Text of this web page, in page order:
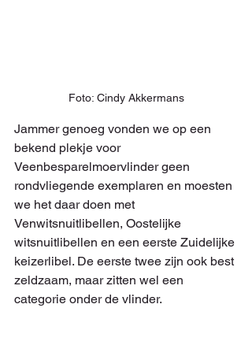
Foto: Cindy Akkermans
Jammer genoeg vonden we op een
bekend plekje voor
Veenbesparelmoervlinder geen
rondvliegende exemplaren en moesten
we het daar doen met
Venwitsnuitlibellen, Oostelijke
witsnuitlibellen en een eerste Zuidelijke
keizerlibel. De eerste twee zijn ook best
zeldzaam, maar zitten wel een
categorie onder de vlinder.